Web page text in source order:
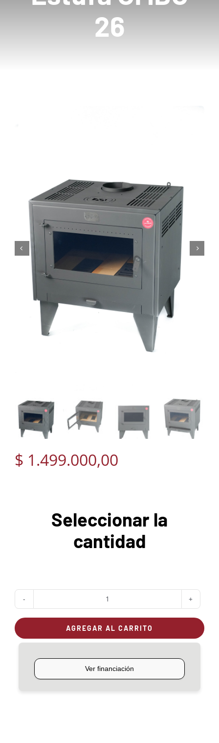
26
$ 1.499.000,00
Seleccionar la
cantidad
Estufa
OMBU
26
cantidad
AGREGAR AL CARRITO